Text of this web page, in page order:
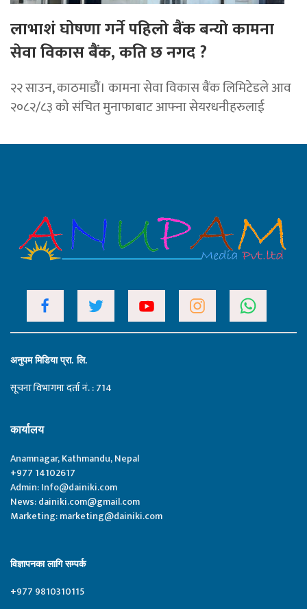
लाभाशं घोषणा गर्ने पहिलो बैंक बन्यो कामना
सेवा विकास बैंक, कति छ नगद ?
२२ साउन, काठमाडाैं। कामना सेवा विकास बैंक लिमिटेडले आव
२०८२/८३ को संचित मुनाफाबाट आफ्ना सेयरधनीहरुलाई
अनुपम मिडिया प्रा. लि.
सूचना विभागमा दर्ता नं. : 714
कार्यालय
Anamnagar, Kathmandu, Nepal
+977 14102617
Admin:Info@dainiki.com
News:dainiki.com@gmail.com
Marketing:marketing@dainiki.com
विज्ञापनका लागि सम्पर्क
+977 9810310115